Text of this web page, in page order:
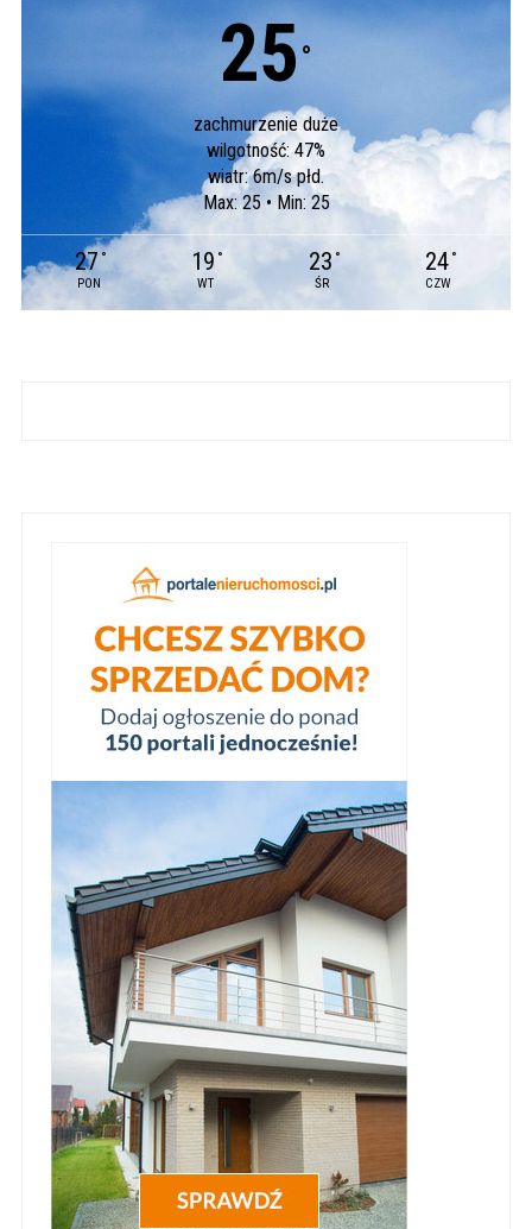
25 °
zachmurzenie duże
wilgotność: 47%
wiatr: 6m/s płd.
Max: 25 • Min: 25
27 °
PON
19 °
WT
23 °
ŚR
24 °
CZW